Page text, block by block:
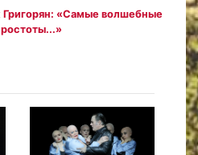
«Самые волшебные